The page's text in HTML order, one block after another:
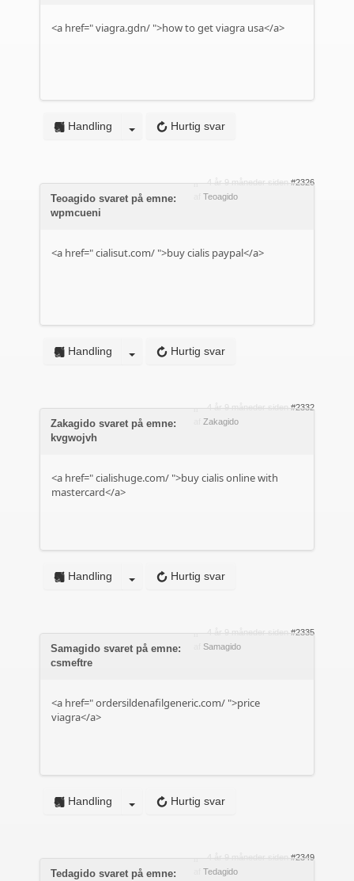
<a href="viagra.gdn/ ">how to get viagra usa</a>
Hurtig svar
Handling
4 år 9 måneder siden #2326
Teoagido
Teoagido svaret på emne:
wpmcueni
<a href="cialisut.com/ ">buy cialis paypal</a>
Hurtig svar
Handling
4 år 9 måneder siden #2332
Zakagido
Zakagido svaret på emne:
kvgwojvh
<a href="cialishuge.com/ ">buy cialis online with
mastercard</a>
Hurtig svar
Handling
4 år 9 måneder siden #2335
Samagido
Samagido svaret på emne:
csmeftre
<a href="ordersildenafilgeneric.com/ ">price
viagra</a>
Hurtig svar
Handling
4 år 9 måneder siden #2349
Tedagido
Tedagido svaret på emne: